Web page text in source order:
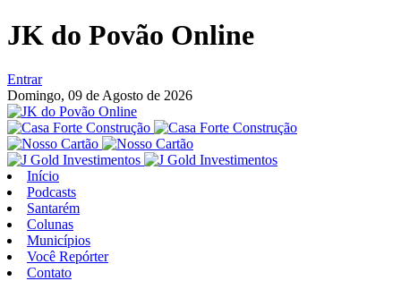
JK do Povão Online
Entrar
Domingo, 09 de Agosto de 2026
Início
Podcasts
Santarém
Colunas
Municípios
Você Repórter
Contato